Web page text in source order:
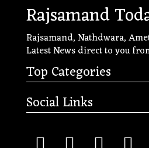
Rajsamand
Rajsamand, Nathdwara,
Latest News direct to you
Top Categories
Social Links